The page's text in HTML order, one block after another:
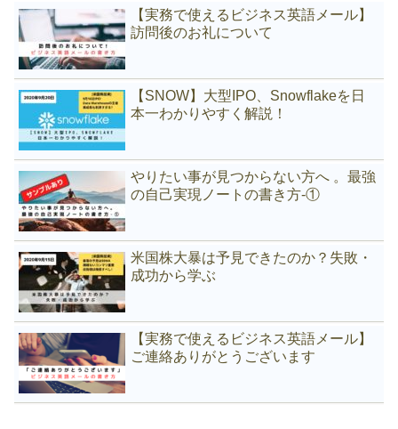
【実務で使えるビジネス英語メール】
訪問後のお礼について
【SNOW】大型IPO、Snowflakeを日
本一わかりやすく解説！
やりたい事が見つからない方へ 。最強
の自己実現ノートの書き方-①
米国株大暴は予見できたのか？失敗・
成功から学ぶ
【実務で使えるビジネス英語メール】
ご連絡ありがとうございます